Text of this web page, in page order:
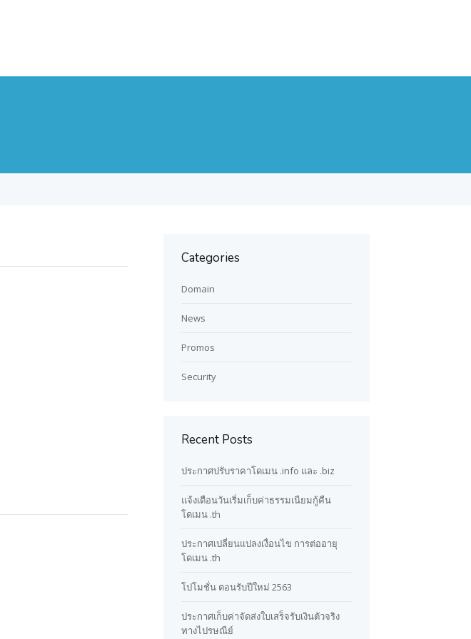
Categories
Domain
News
Promos
Security
Recent Posts
ประกาศปรับราคาโดเมน .info และ .biz
แจ้งเตือนวันเริ่มเก็บค่าธรรมเนียมกู้คืน
โดเมน .th
ประกาศเปลี่ยนแปลงเงื่อนไข การต่ออายุ
โดเมน .th
โปโมชั่น ตอนรับปีใหม่ 2563
ประกาศเก็บค่าจัดส่งใบเสร็จรับเงินตัวจริง
ทางไปรษณีย์